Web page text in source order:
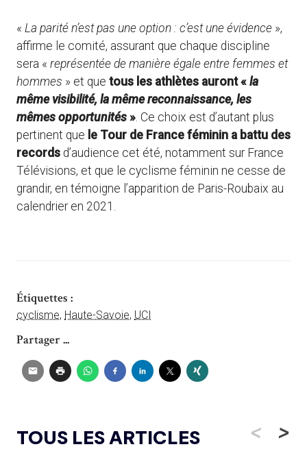
« La parité n’est pas une option : c’est une évidence »,
affirme le comité, assurant que chaque discipline
sera « représentée de manière égale entre femmes et
hommes » et que tous les athlètes auront « la
même visibilité, la même reconnaissance, les
mêmes opportunités » . Ce choix est d’autant plus
pertinent que le Tour de France féminin a battu des
records d’audience cet été, notamment sur France
Télévisions, et que le cyclisme féminin ne cesse de
grandir, en témoigne l’apparition de Paris-Roubaix au
calendrier en 2021.
Étiquettes :
cyclisme, Haute-Savoie, UCI
Partager ...
TOUS LES ARTICLES < >